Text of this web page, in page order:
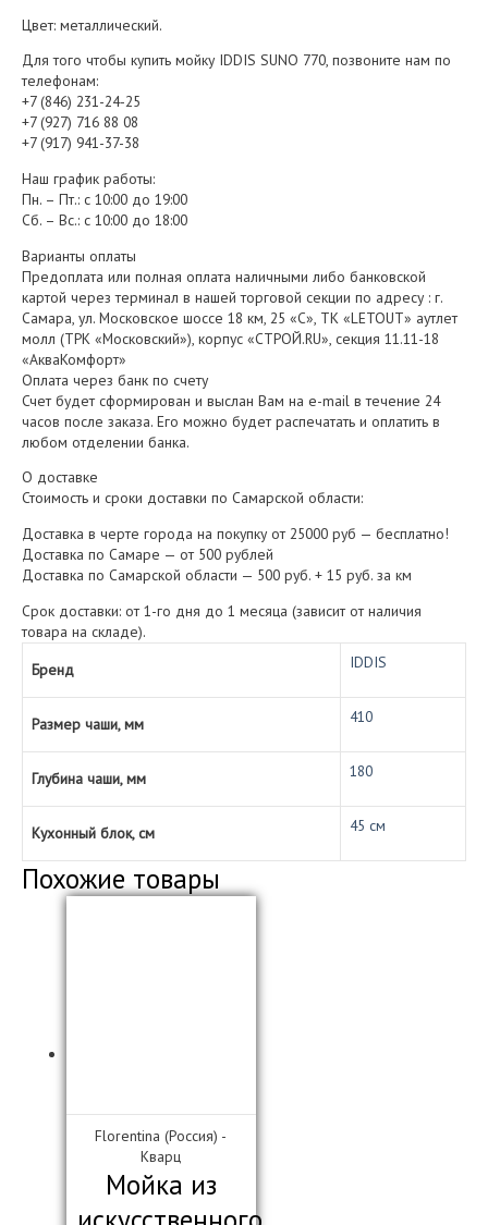
Цвет: металлический.
Для того чтобы купить мойку IDDIS SUNO 770, позвоните нам по
телефонам:
+7 (846) 231-24-25
+7 (927) 716 88 08
+7 (917) 941-37-38
Наш график работы:
Пн. – Пт.: с 10:00 до 19:00
Сб. – Вс.: с 10:00 до 18:00
Варианты оплаты
Предоплата или полная оплата наличными либо банковской
картой через терминал в нашей торговой секции по адресу : г.
Самара, ул. Московское шоссе 18 км, 25 «С», ТК «LETOUT» аутлет
молл (ТРК «Московский»), корпус «СТРОЙ.RU», секция 11.11-18
«АкваКомфорт»
Оплата через банк по счету
Счет будет сформирован и выслан Вам на e-mail в течение 24
часов после заказа. Его можно будет распечатать и оплатить в
любом отделении банка.
О доставке
Стоимость и сроки доставки по Самарской области:
Доставка в черте города на покупку от 25000 руб — бесплатно!
Доставка по Самаре — от 500 рублей
Доставка по Самарской области — 500 руб. + 15 руб. за км
Срок доставки: от 1-го дня до 1 месяца (зависит от наличия
товара на складе).
Бренд
IDDIS
Размер чаши, мм 410
Глубина чаши, мм 180
Кухонный блок, см 45 см
Похожие товары
Florentina (Россия) -
Кварц
Мойка из